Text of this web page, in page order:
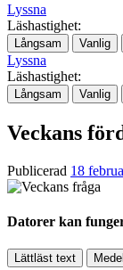
Lyssna
Läshastighet:
Långsam Vanlig
Lyssna
Läshastighet:
Långsam Vanlig
Veckans
Publicerad 18
Datorer kan
Lättläst text